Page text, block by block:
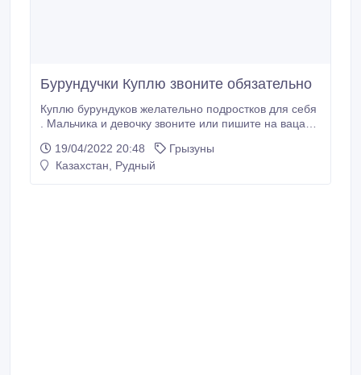
Бурундучки Куплю звоните обязательно
Куплю бурундуков желательно подростков для себя
. Мальчика и девочку звоните или пишите на вацап
породы.
19/04/2022 20:48
Грызуны
Казахстан, Рудный